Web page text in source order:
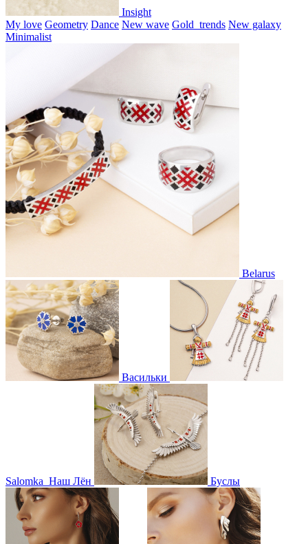
Insight
My love Geometry Dance New wave Gold_trends New galaxy
Minimalist
Belarus
Васильки
Salomka Наш Лён Буслы